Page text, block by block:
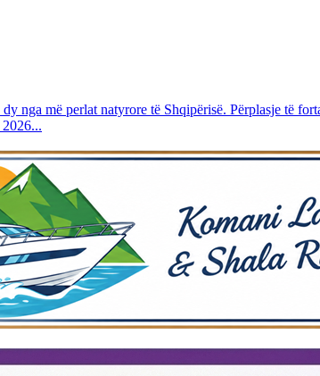
më perlat natyrore të Shqipërisë. Përplasje të